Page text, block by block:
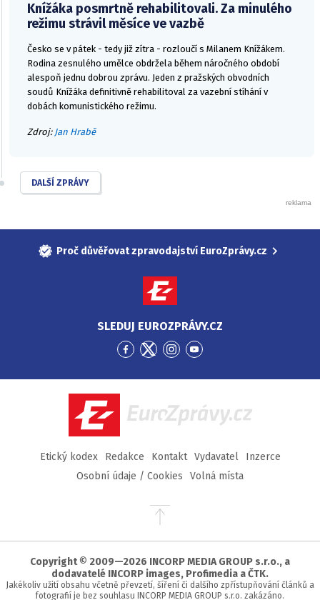
Knížáka posmrtně rehabilitovali. Za minulého
režimu strávil měsíce ve vazbě
Česko se v pátek - tedy již zítra - rozloučí s Milanem Knížákem.
Rodina zesnulého umělce obdržela během náročného období
alespoň jednu dobrou zprávu. Jeden z pražských obvodních
soudů Knížáka definitivně rehabilitoval za vazební stíhání v
dobách komunistického režimu.
Zdroj: Jan Hrabě
DALŠÍ ZPRÁVY
Proč důvěřovat zpravodajství EuroZprávy.cz
SLEDUJ EUROZPRÁVY.CZ
Přejít
Facebook
Přejít
Twitter
Přejít
Instagram
Přejít
YouTube
EuroZprávy.cz
Etický kodex Redakce Kontakt Vydavatel
Inzerce
Osobní údaje / Cookies
Volná místa
Přejít
stránky
Copyright © 2009—2026 INCORP MEDIA GROUP s.r.o., a
dodavatelé INCORP images, Profimedia a ČTK.
Jakékoliv užití obsahu včetně převzetí, šíření či dalšího zpřístupňování článků a
fotografií je bez souhlasu INCORP MEDIA GROUP s.r.o. zakázáno.